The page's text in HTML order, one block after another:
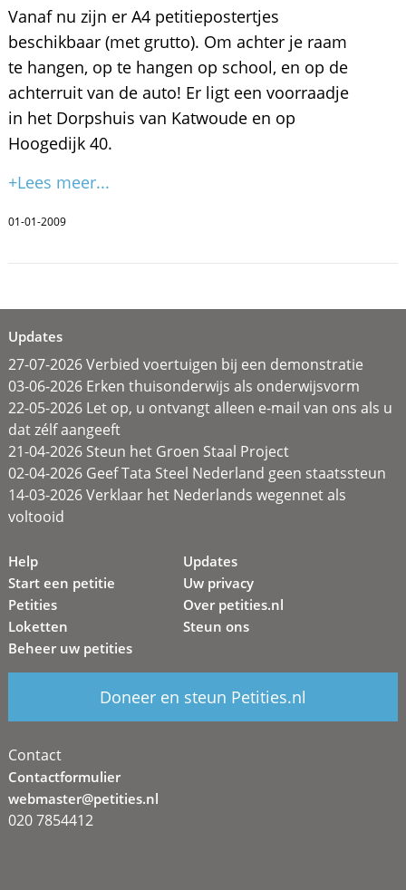
Vanaf nu zijn er A4 petitiepostertjes
beschikbaar (met grutto). Om achter je raam
te hangen, op te hangen op school, en op de
achterruit van de auto! Er ligt een voorraadje
in het Dorpshuis van Katwoude en op
Hoogedijk 40.
+Lees meer...
01-01-2009
Updates
27-07-2026 Verbied voertuigen bij een demonstratie
03-06-2026 Erken thuisonderwijs als onderwijsvorm
22-05-2026 Let op, u ontvangt alleen e-mail van ons als u
dat zélf aangeeft
21-04-2026 Steun het Groen Staal Project
02-04-2026 Geef Tata Steel Nederland geen staatssteun
14-03-2026 Verklaar het Nederlands wegennet als
voltooid
Help
Start een petitie
Petities
Loketten
Beheer uw petities
Updates
Uw privacy
Over petities.nl
Steun ons
Doneer en steun Petities.nl
Contact
Contactformulier
webmaster@petities.nl
020 7854412